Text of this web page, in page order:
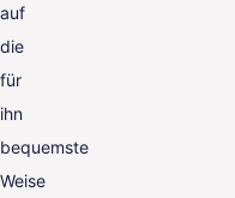
auf
die
für
ihn
bequemste
Weise